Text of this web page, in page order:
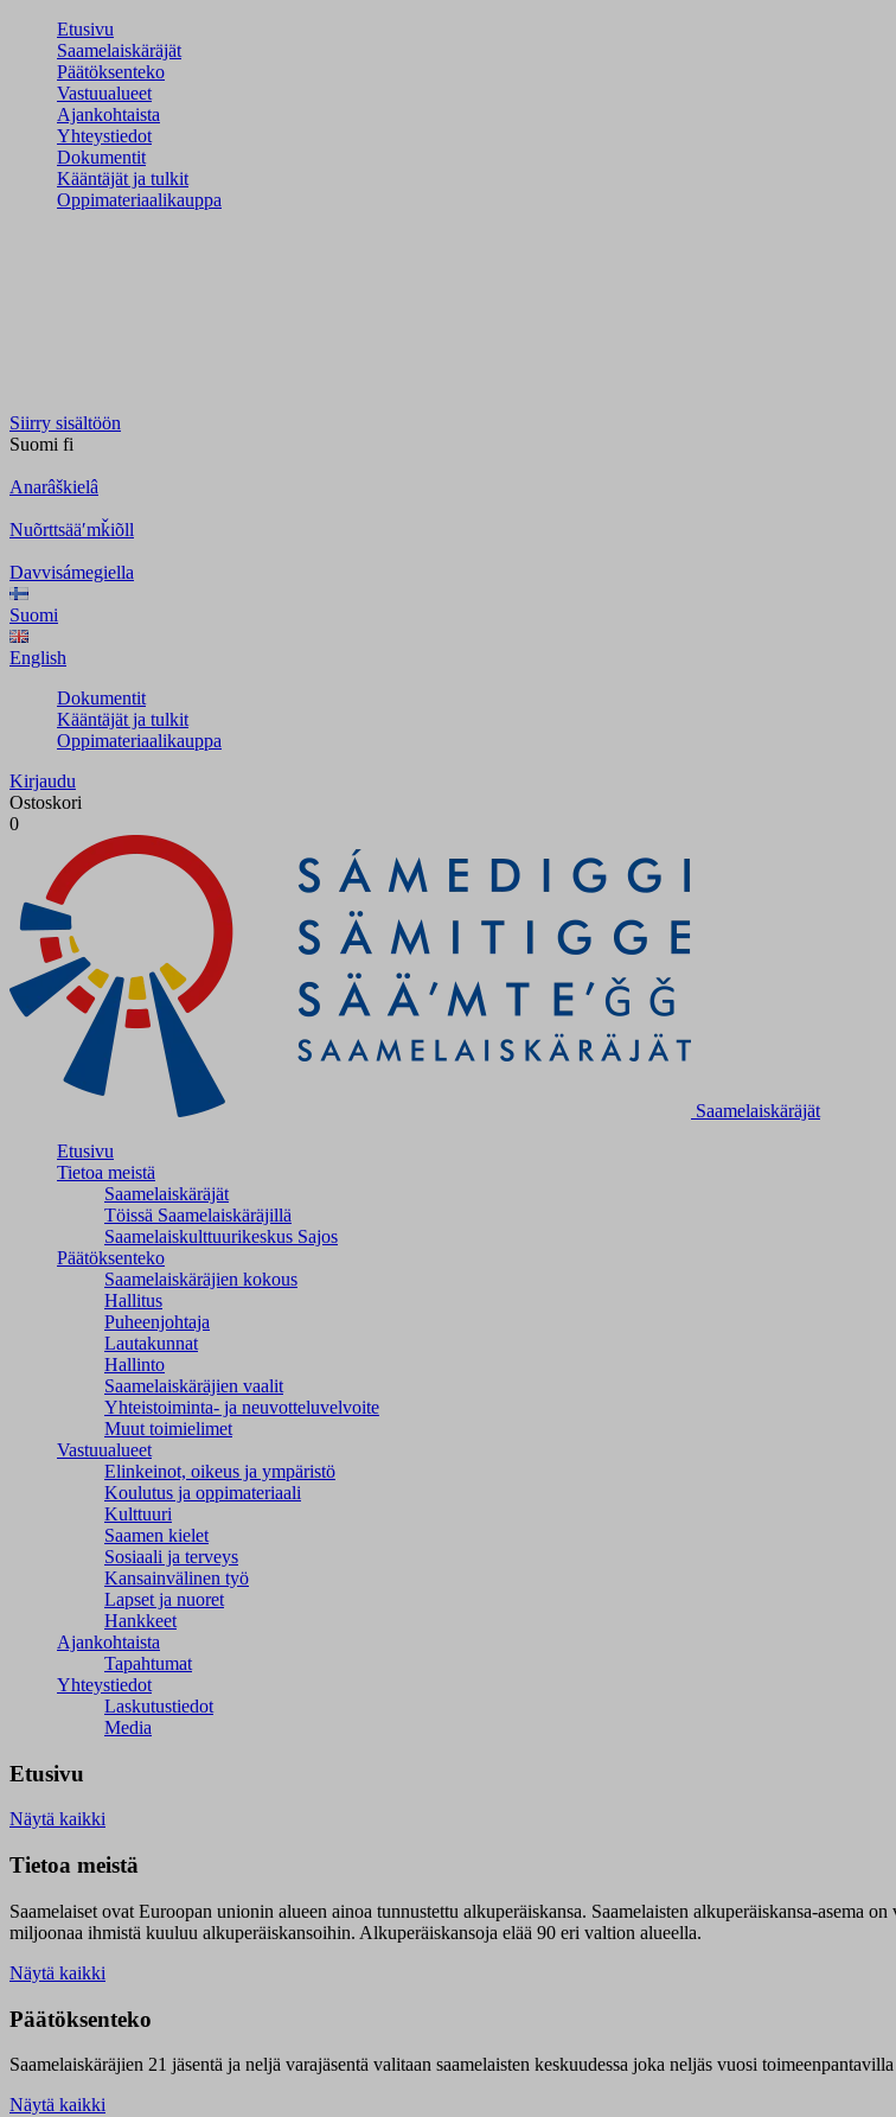
Etusivu
Saamelaiskäräjät
Päätöksenteko
Vastuualueet
Ajankohtaista
Yhteystiedot
Dokumentit
Kääntäjät ja tulkit
Oppimateriaalikauppa
Siirry sisältöön
Suomi fi
Anarâškielâ
Nuõrttsääʹmǩiõll
Davvisámegiella
Suomi
English
Dokumentit
Kääntäjät ja tulkit
Oppimateriaalikauppa
Kirjaudu
Ostoskori
0
Saamelaiskäräjät
Etusivu
Tietoa meistä
Saamelaiskäräjät
Töissä Saamelaiskäräjillä
Saamelaiskulttuuri­keskus Sajos
Päätöksenteko
Saamelaiskäräjien kokous
Hallitus
Puheenjohtaja
Lautakunnat
Hallinto
Saamelaiskäräjien vaalit
Yhteistoiminta- ja neuvotteluvelvoite
Muut toimielimet
Vastuualueet
Elinkeinot, oikeus ja ympäristö
Koulutus ja oppimateriaali
Kulttuuri
Saamen kielet
Sosiaali ja terveys
Kansainvälinen työ
Lapset ja nuoret
Hankkeet
Ajankohtaista
Tapahtumat
Yhteystiedot
Laskutustiedot
Media
Etusivu
Näytä kaikki
Tietoa meistä
Saamelaiset ovat Euroopan unionin alueen ainoa tunnustettu alkuperäiskansa. Saamelaisten alkuperäiskansa-asema on
miljoonaa ihmistä kuuluu alkuperäiskansoihin. Alkuperäiskansoja elää 90 eri valtion alueella.
Näytä kaikki
Päätöksenteko
Saamelaiskäräjien 21 jäsentä ja neljä varajäsentä valitaan saamelaisten keskuudessa joka neljäs vuosi
Näytä kaikki